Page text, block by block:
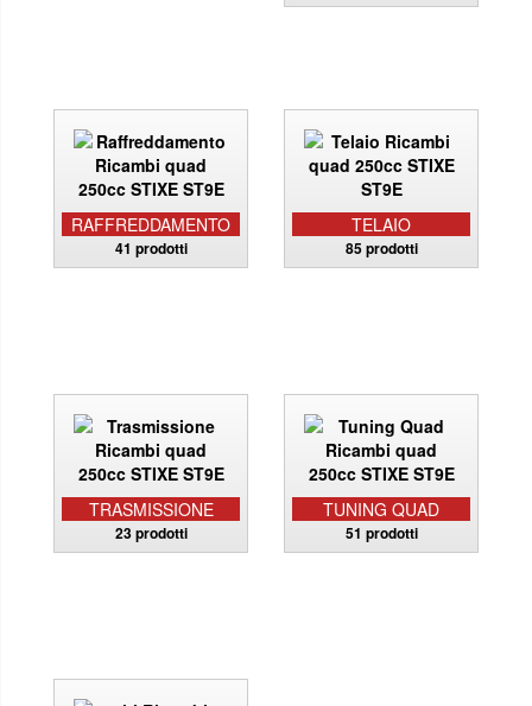
RAFFREDDAMENTO
41 prodotti
TELAIO
85 prodotti
TRASMISSIONE
23 prodotti
TUNING QUAD
51 prodotti